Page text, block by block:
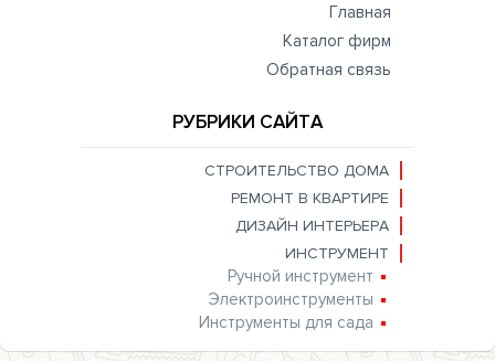
Главная
Каталог фирм
Обратная связь
РУБРИКИ САЙТА
СТРОИТЕЛЬСТВО ДОМА
РЕМОНТ В КВАРТИРЕ
ДИЗАЙН ИНТЕРЬЕРА
ИНСТРУМЕНТ
Ручной инструмент
Электроинструменты
Инструменты для сада